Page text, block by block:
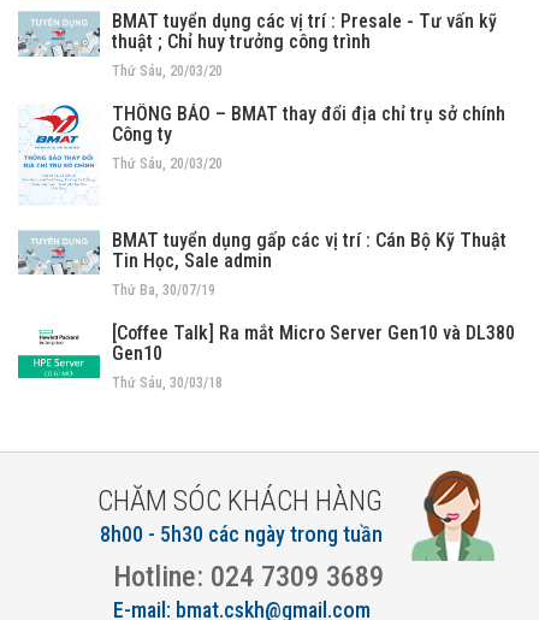
BMAT tuyển dụng các vị trí : Presale - Tư vấn kỹ
thuật ; Chỉ huy trưởng công trình
Thứ Sáu, 20/03/20
THÔNG BÁO – BMAT thay đổi địa chỉ trụ sở chính
Công ty
Thứ Sáu, 20/03/20
BMAT tuyển dụng gấp các vị trí : Cán Bộ Kỹ Thuật
Tin Học, Sale admin
Thứ Ba, 30/07/19
[Coffee Talk] Ra mắt Micro Server Gen10 và DL380
Gen10
Thứ Sáu, 30/03/18
CHĂM SÓC KHÁCH HÀNG
8h00 - 5h30 các ngày trong tuần
Hotline: 024 7309 3689
E-mail: bmat.cskh@gmail.com